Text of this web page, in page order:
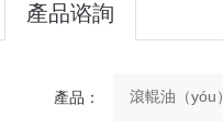
產品谘詢
產品：